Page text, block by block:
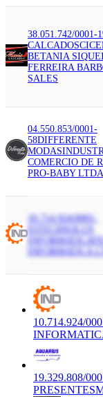
38.051.742/0001-
CALCADOS
BETANIA
FERREIRA
SALES
04.550.853/0001-
58DIFFERENTE
MODAS
COMERCIO DE
PRO-BABY LTDA
10.714.924/0001-
TECHSOLUS
INFORMATICA
INFORMATICA
10.714.924/
19.329.808/
PRESENTES